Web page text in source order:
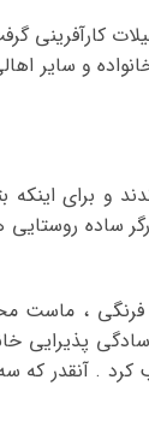
کارآفرینی
و سایر
و برای
ساده
، ماست
‫پذیرایی
. آنقدر که